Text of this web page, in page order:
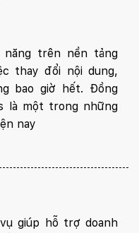
trên nền tảng
thay đổi nội dung,
bao giờ hết. Đồng
là một trong những
nay
giúp hỗ trợ doanh